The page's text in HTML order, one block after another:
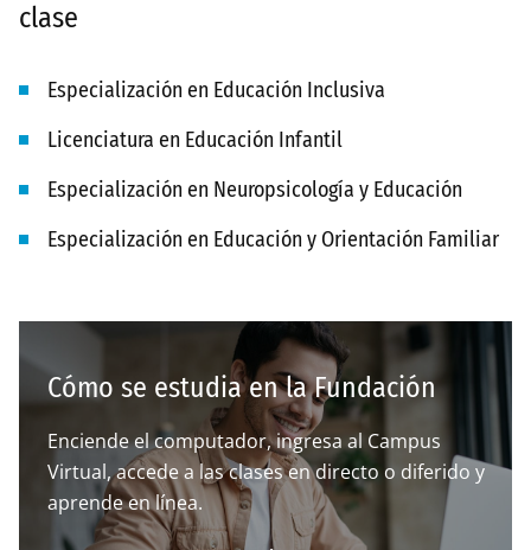
clase
Especialización en Educación Inclusiva
Licenciatura en Educación Infantil
Especialización en Neuropsicología y Educación
Especialización en Educación y Orientación Familiar
Cómo se estudia en la Fundación
Enciende el computador, ingresa al Campus
Virtual, accede a las clases en directo o diferido y
aprende en línea.